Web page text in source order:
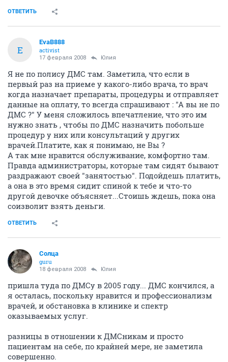
ОТВЕТИТЬ
E
EvaB888
activist
17 февраля 2008 Юлия
Я не по полису ДМС там. Заметила, что если в
первый раз на приеме у какого-либо врача, то врач
когда назначает препараты, процедуры и отправляет
данные на оплату, то всегда спрашивают : "А вы не по
ДМС ?" У меня сложилось впечатление, что это им
нужно знать , чтобы по ДМС назначить побольше
процедур у них или консультаций у других
врачей.Платите, как я понимаю, не Вы ?
А так мне нравится обслуживание, комфортно там.
Правда администраторы, которые там сидят бывают
раздражают своей "занятостью". Подойдешь платить,
а она в это время сидит спиной к тебе и что-то
другой девочке объясняет...Стоишь ждешь, пока она
соизволит взять деньги.
ОТВЕТИТЬ
Солца
guru
18 февраля 2008 Юлия
пришла туда по ДМСу в 2005 году... ДМС кончился, а
я осталась, поскольку нравится и профессионализм
врачей, и обстановка в клинике и спектр
оказываемых услуг.
разницы в отношении к ДМСникам и просто
пациентам на себе, по крайней мере, не заметила
совершенно.